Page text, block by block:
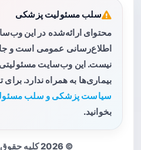
سلب مسئولیت پزشکی
محتوای ارائه‌شده در این
اطلاع‌رسانی عمومی است و
نیست. این وب‌سایت
بیماری‌ها به همراه ندارد.
سیاست پزشکی و سلب
بخوانید.
© 2026 کلیه حقوق محفوظ است.